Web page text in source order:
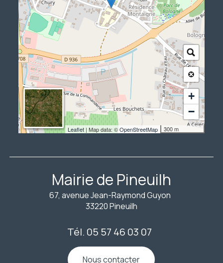
+
−
300 m
Leaflet | Map data: ©OpenStreetMap
Mairie de Pineuilh
67, avenue Jean-Raymond Guyon
33220 Pineuilh
Tél. 05 57 46 03 07
Nous contacter